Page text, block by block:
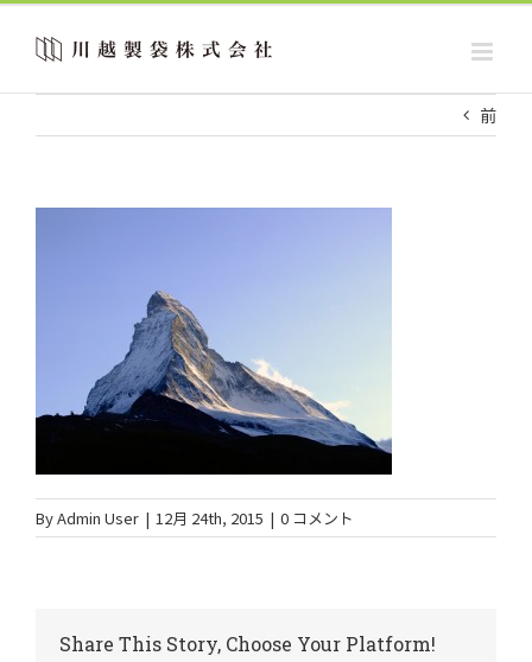
Skip
content
前
ByAdmin User | 12月 24th, 2015 | 0 コメント
Share This Story, Choose Your Platform!